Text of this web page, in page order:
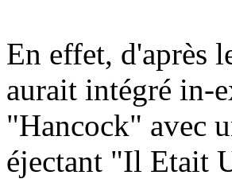
En effet, d'après
aurait intégré in-
"Hancock" avec
éjectant "Il Etait